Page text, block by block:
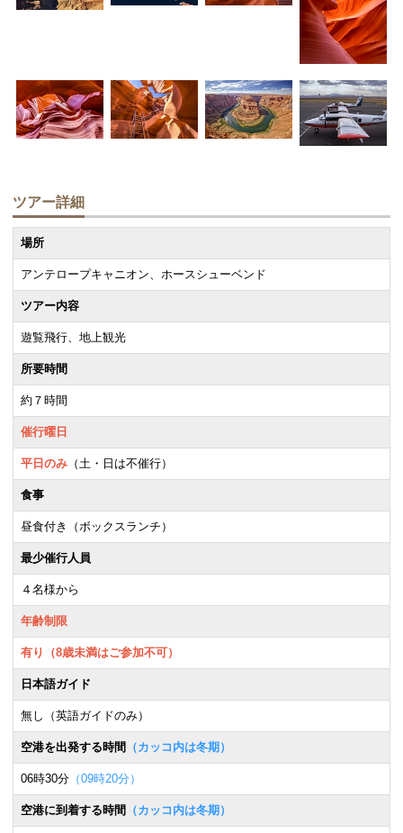
ツアー詳細
場所
アンテロープキャニオン、ホースシューベンド
ツアー内容
遊覧飛行、地上観光
所要時間
約７時間
催行曜日
平日のみ（土・日は不催行）
食事
昼食付き（ボックスランチ）
最少催行人員
４名様から
年齢制限
有り（8歳未満はご参加不可）
日本語ガイド
無し（英語ガイドのみ）
空港を出発する時間 （カッコ内は冬期）
06時30分（09時20分）
空港に到着する時間 （カッコ内は冬期）